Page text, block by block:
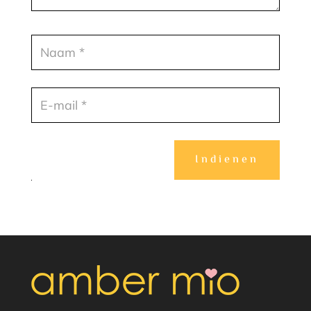
Indienen